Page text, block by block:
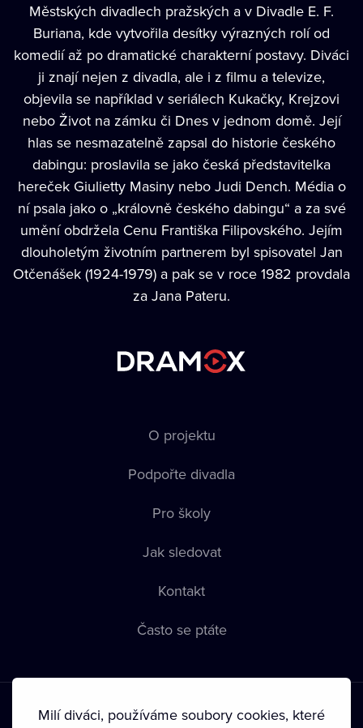
Městských divadlech pražských a v Divadle E. F.
Buriana, kde vytvořila desítky výrazných rolí od
komedií až po dramatické charakterní postavy. Diváci
ji znají nejen z divadla, ale i z filmu a televize,
objevila se například v seriálech Kukačky, Krejzovi
nebo Život na zámku či Dnes v jednom domě. Její
hlas se nesmazatelně zapsal do historie českého
dabingu: proslavila se jako česká představitelka
hereček Giulietty Masiny nebo Judi Dench. Média o
ní psala jako o „královně českého dabingu“ a za své
umění obdržela Cenu Františka Filipovského. Jejím
dlouholetým životním partnerem byl spisovatel Jan
Otčenášek (1924-1979) a pak se v roce 1982 provdala
za Jana Pateru.
O projektu
Podpořte divadla
Pro školy
Jak sledovat
Kontakt
Často se ptáte
Milí diváci, používáme soubory cookies, které